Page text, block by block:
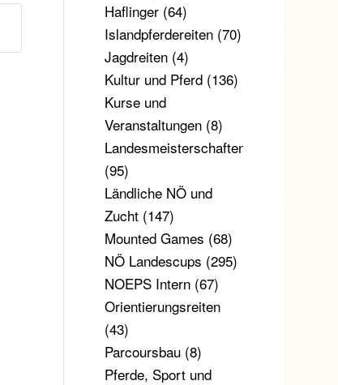
Haflinger(64)
Islandpferdereiten(70)
Jagdreiten(4)
Kultur und Pferd(136)
Kurse und
Veranstaltungen(8)
Landesmeisterschaften
(95)
Ländliche NÖ und
Zucht(147)
Mounted Games (68)
NÖ Landescups (295)
NOEPS Intern(67)
Orientierungsreiten
(43)
Parcoursbau(8)
Pferde, Sport und